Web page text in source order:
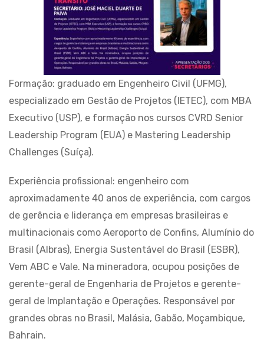
Formação: graduado em Engenheiro Civil (UFMG),
especializado em Gestão de Projetos (IETEC), com MBA
Executivo (USP), e formação nos cursos CVRD Senior
Leadership Program (EUA) e Mastering Leadership
Challenges (Suíça).
Experiência profissional: engenheiro com
aproximadamente 40 anos de experiência, com cargos
de gerência e liderança em empresas brasileiras e
multinacionais como Aeroporto de Confins, Alumínio do
Brasil (Albras), Energia Sustentável do Brasil (ESBR),
Vem ABC e Vale. Na mineradora, ocupou posições de
gerente-geral de Engenharia de Projetos e gerente-
geral de Implantação e Operações. Responsável por
grandes obras no Brasil, Malásia, Gabão, Moçambique,
Bahrain.